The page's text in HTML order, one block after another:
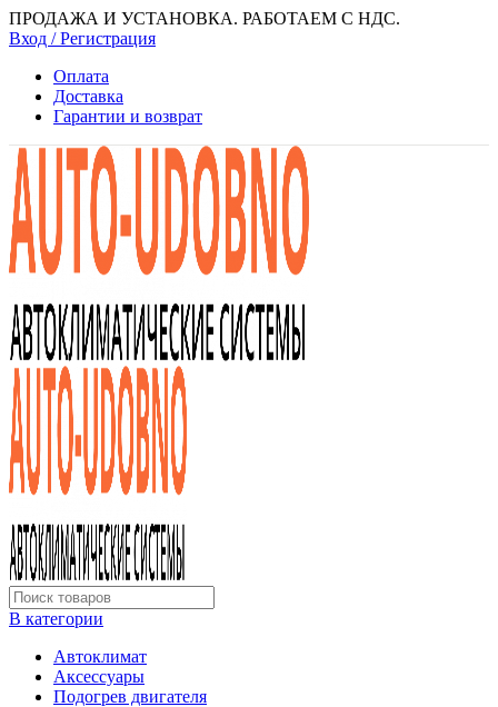
ПРОДАЖА И УСТАНОВКА. РАБОТАЕМ С НДС.
Вход / Регистрация
Оплата
Доставка
Гарантии и возврат
В категории
Автоклимат
Аксессуары
Подогрев двигателя